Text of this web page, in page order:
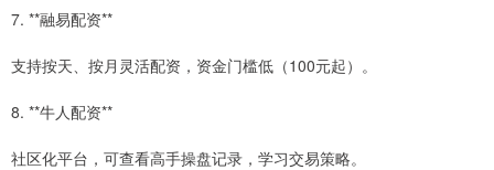
7. **融易配资**
支持按天、按月灵活配资，资金门槛低（100元起）。
8. **牛人配资**
社区化平台，可查看高手操盘记录，学习交易策略。